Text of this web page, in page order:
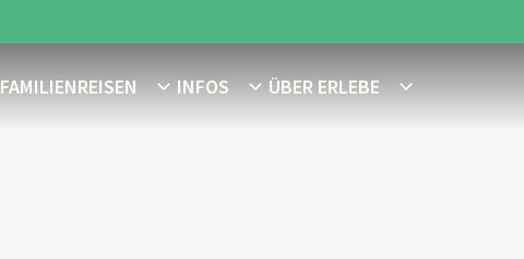
FAMILIENREISEN INFOS ÜBER ERLEBE